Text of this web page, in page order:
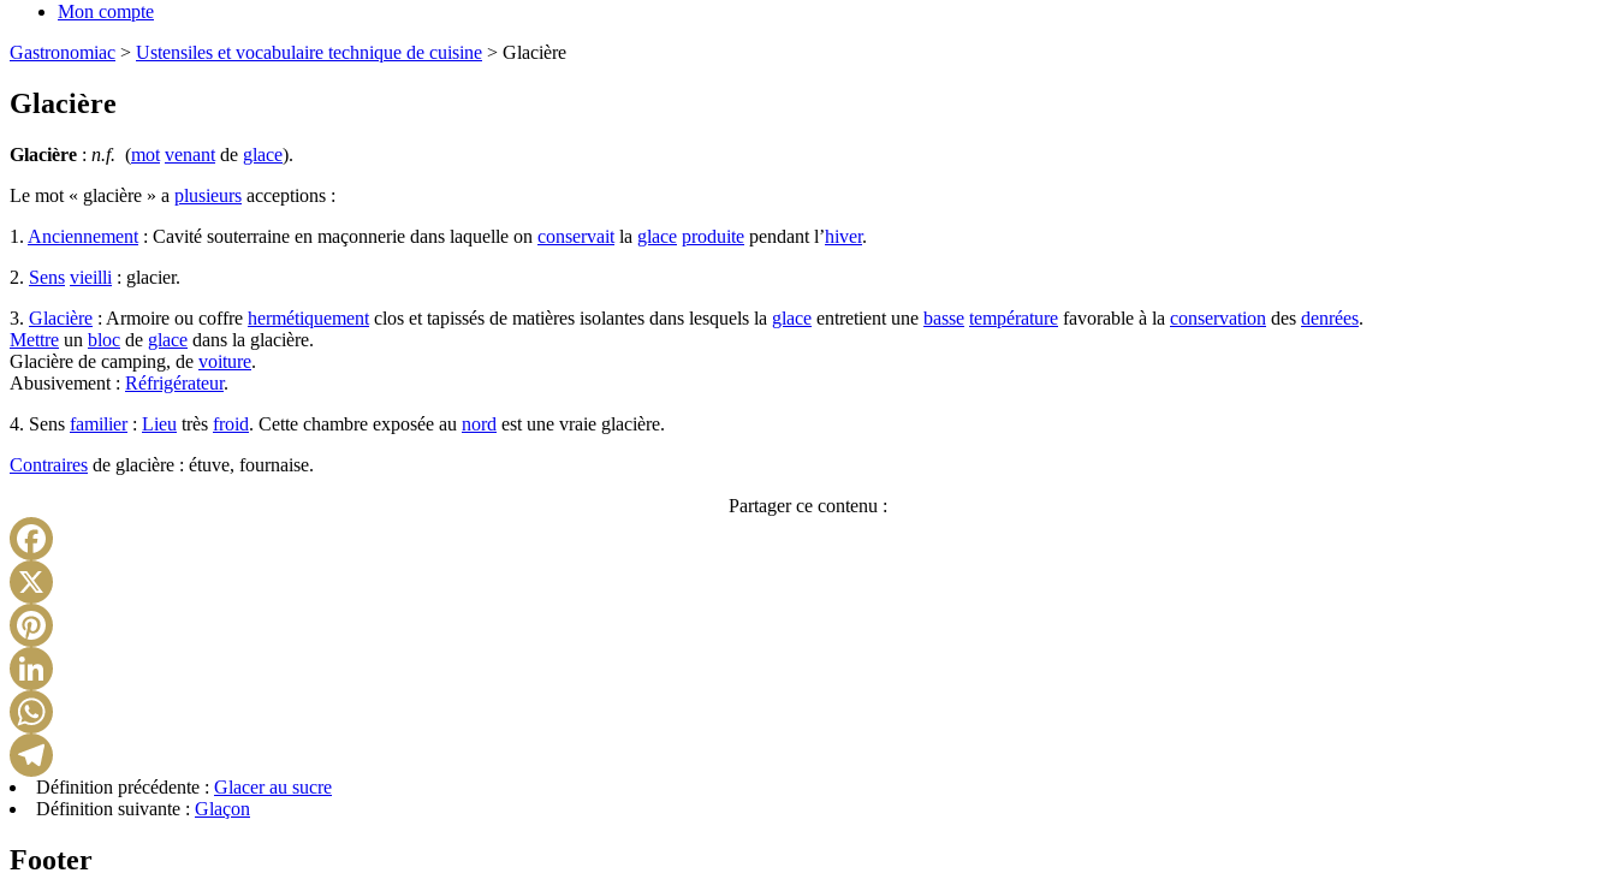
Mon compte
Gastronomiac > Ustensiles et vocabulaire technique de cuisine > Glacière
Glacière
Glacière : n.f. (mot venant de glace).
Le mot « glacière » a plusieurs acceptions :
1. Anciennement : Cavité souterraine en maçonnerie dans laquelle on conservait la glace produite pendant l’hiver.
2. Sens vieilli : glacier.
3. Glacière : Armoire ou coffre hermétiquement clos et tapissés de matières isolantes dans lesquels la glace entretient une basse température favorable à la conservation des denrées.
Mettre un bloc de glace dans la glacière.
Glacière de camping, de voiture.
Abusivement : Réfrigérateur.
4. Sens familier: Lieu très froid. Cette chambre exposée au nord est une vraie glacière.
Contraires de glacière : étuve, fournaise.
Partager ce contenu :
Définition précédente : Glacer au sucre
Définition suivante : Glaçon
Footer